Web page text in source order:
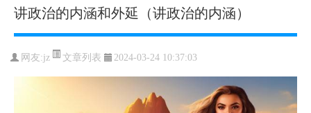
讲政治的内涵和外延（讲政治的内涵）
网友:jz 文章列表 2024-03-24 10:37:03